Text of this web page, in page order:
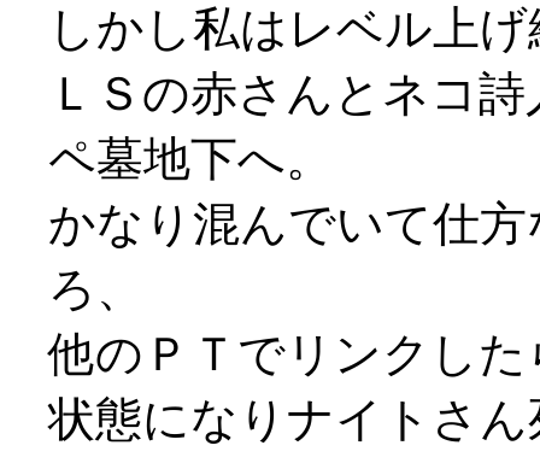
しかし私はレベル上
ＬＳの赤さんとネコ
ペ墓地下へ。
かなり混んでいて仕
ろ、
他のＰＴでリンクし
状態になりナイトさ